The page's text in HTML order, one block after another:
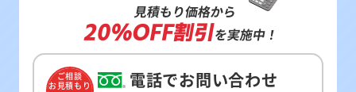
見積もり価格から
20%OFF割引を実施中！
ご相談
お見積もり
電話でお問い合わせ